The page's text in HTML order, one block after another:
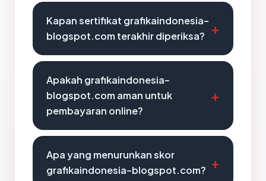
Kapan sertifikat grafikaindonesia-
blogspot.com terakhir diperiksa?
Apakah grafikaindonesia-
blogspot.com aman untuk
pembayaran online?
Apa yang menurunkan skor
grafikaindonesia-blogspot.com?